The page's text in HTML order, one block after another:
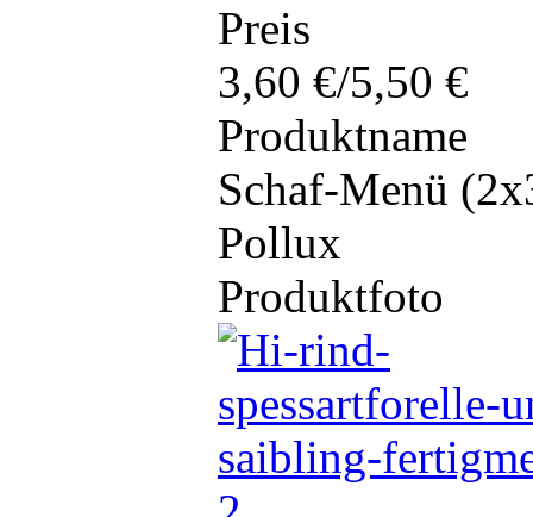
Preis
3,60 €/5,50 €
Produktname
Schaf-Menü
Pollux
Produktfoto